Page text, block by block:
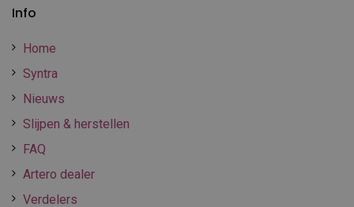
Info
Home
Syntra
Nieuws
Slijpen & herstellen
FAQ
Artero dealer
Verdelers